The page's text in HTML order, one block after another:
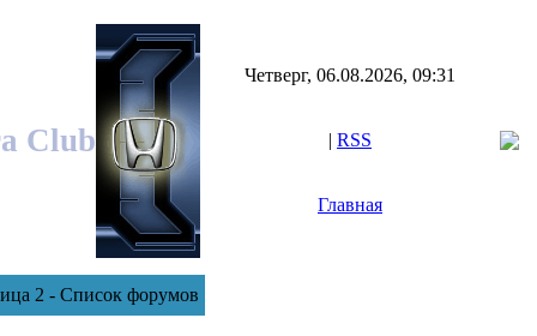
Club
Четверг, 06.08.2026, 09:31
| RSS
Главная
2 - Список форумов